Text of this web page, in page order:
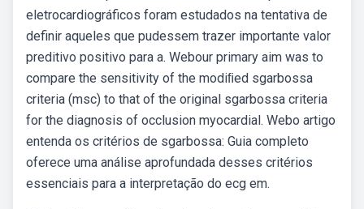
eletrocardiográficos foram estudados na tentativa de
definir aqueles que pudessem trazer importante valor
preditivo positivo para a. Webour primary aim was to
compare the sensitivity of the modiﬁed sgarbossa
criteria (msc) to that of the original sgarbossa criteria
for the diagnosis of occlusion myocardial. Webo artigo
entenda os critérios de sgarbossa: Guia completo
oferece uma análise aprofundada desses critérios
essenciais para a interpretação do ecg em.